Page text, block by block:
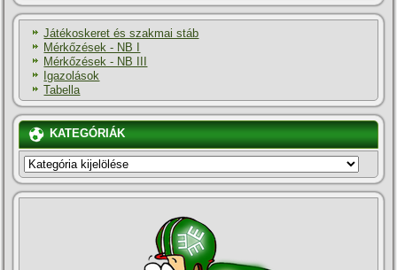
Játékoskeret és szakmai stáb
Mérkőzések - NB I
Mérkőzések - NB III
Igazolások
Tabella
KATEGÓRIÁK
KATEGÓRIÁK